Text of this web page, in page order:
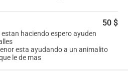
50 $
haciendo espero ayuden
esta ayudando a un animalito
le de mas